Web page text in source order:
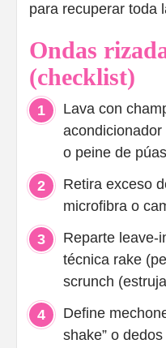
para recuperar toda
Ondas
(checklist)
Lava con
o peine de
Retira exceso
microfibra o
Reparte leave-
técnica rake
scrunch
Define
shake” o